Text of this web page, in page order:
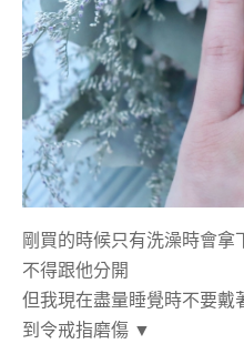
剛買的時候只有洗澡時會
不得跟他分開
但我現在盡量睡覺時不要戴
到令戒指磨傷 ▼